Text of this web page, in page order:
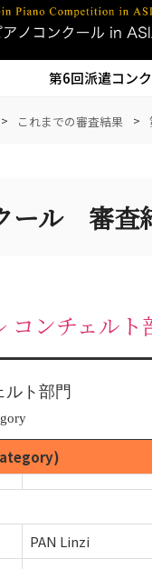
第6回派遣コン
> これまでの審査結果 >
ール 審査
コンチェルト
ト部門
PAN Linzi